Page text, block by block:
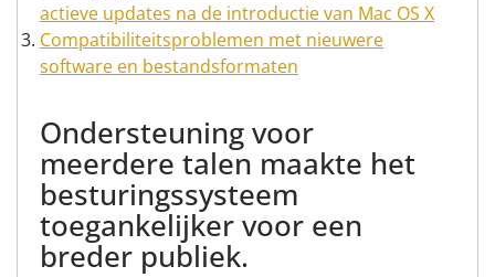
actieve updates na de introductie van Mac OS X
Compatibiliteitsproblemen met nieuwere
software en bestandsformaten
Ondersteuning voor
meerdere talen maakte het
besturingssysteem
toegankelijker voor een
breder publiek.